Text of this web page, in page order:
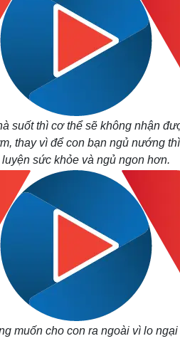
suốt thì cơ thể sẽ không nhận
thay vì để con bạn ngủ nướng
luyện sức khỏe và ngủ ngon hơn.
muốn cho con ra ngoài vì lo